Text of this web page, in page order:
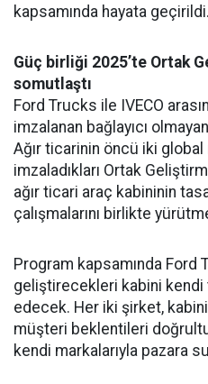
kapsamında hayata geçirildi.
Güç birliği 2025’te Ortak
somutlaştı
Ford Trucks ile IVECO
imzalanan bağlayıcı
Ağır ticarinin öncü iki global
imzaladıkları Ortak
ağır ticari araç kabininin
çalışmalarını birlikte
Program kapsamında Ford
geliştirecekleri kabini
edecek. Her iki şirket, kabini
müşteri beklentileri
kendi markalarıyla pazara